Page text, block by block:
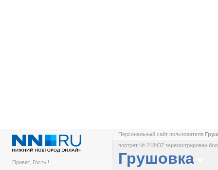
Привет, Гость !
Персональный сайт пользователя
портрет № 218437 зарегистрирован
Грушовка